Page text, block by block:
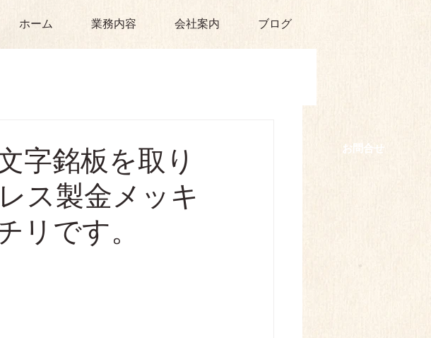
​お問合せ
ホーム 業務内容 会社案内 ブログ
字銘板を取り
ス製金メッキ
リです。